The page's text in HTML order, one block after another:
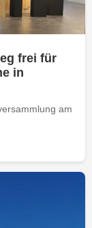
frei für
in
am